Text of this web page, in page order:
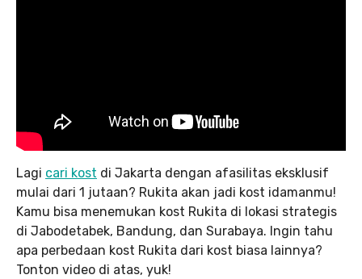
Lagi cari kost di Jakarta dengan afasilitas eksklusif
mulai dari 1 jutaan? Rukita akan jadi kost idamanmu!
Kamu bisa menemukan kost Rukita di lokasi strategis
di Jabodetabek, Bandung, dan Surabaya. Ingin tahu
apa perbedaan kost Rukita dari kost biasa lainnya?
Tonton video di atas, yuk!